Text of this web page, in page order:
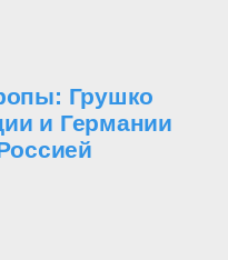
Грушко
и Германии